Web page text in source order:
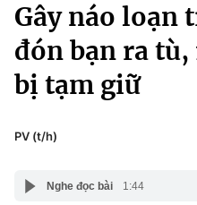
Chuyên mục
Chính trị
Pháp luật
Thể thao
Truyền hình
Văn hóa - Giải trí
Giáo dục
Gây náo loạn
đón bạn ra
bị tạm giữ
PV (t/h)
Nghe đọc bài 1:44